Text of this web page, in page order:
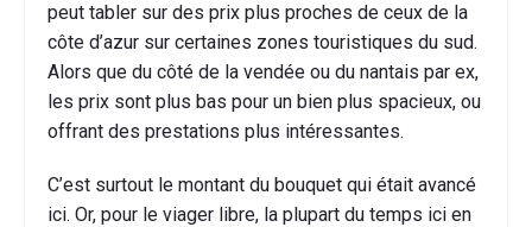
peut tabler sur des prix plus proches de ceux de la
côte d’azur sur certaines zones touristiques du sud.
Alors que du côté de la vendée ou du nantais par ex,
les prix sont plus bas pour un bien plus spacieux, ou
offrant des prestations plus intéressantes.
C’est surtout le montant du bouquet qui était avancé
ici. Or, pour le viager libre, la plupart du temps ici en